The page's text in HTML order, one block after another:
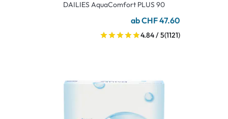
DAILIES AquaComfort PLUS 90
ab CHF 47.60
4.84 / 5(1121)